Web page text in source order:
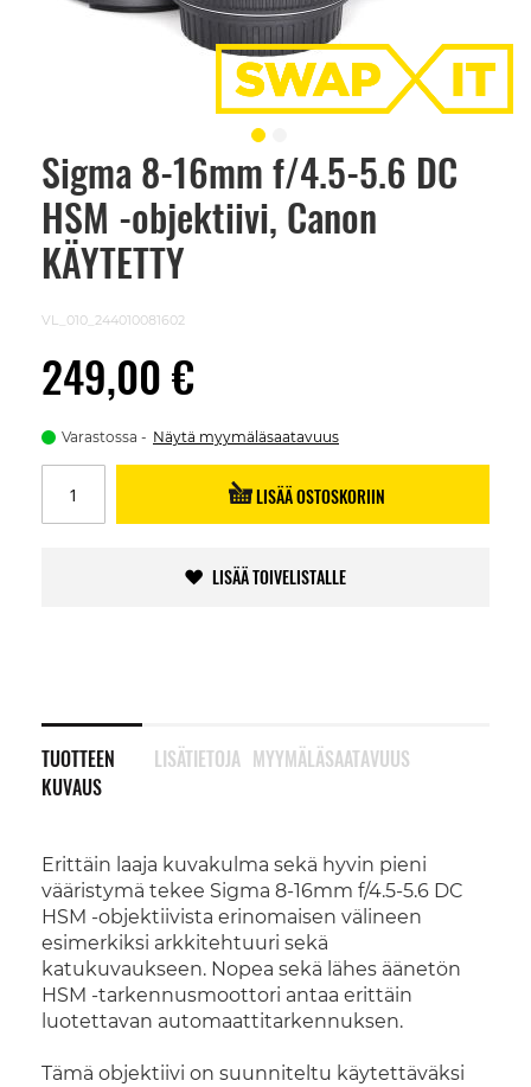
Sigma 8-16mm f/4.5-5.6 DC
HSM -objektiivi, Canon
KÄYTETTY
VL_010_244010081602
249,00 €
Varastossa Näytä myymäläsaatavuus
LISÄÄ OSTOSKORIIN
LISÄÄ TOIVELISTALLE
TUOTTEEN
KUVAUS
Erittäin laaja kuvakulma sekä hyvin pieni
vääristymä tekee Sigma 8-16mm f/4.5-5.6 DC
HSM -objektiivista erinomaisen välineen
esimerkiksi arkkitehtuuri sekä
katukuvaukseen. Nopea sekä lähes äänetön
HSM -tarkennusmoottori antaa erittäin
luotettavan automaattitarkennuksen.
Tämä objektiivi on suunniteltu käytettäväksi
LISÄTIETOJA MYYMÄLÄSAATAVUUS
Skip
beginning
images